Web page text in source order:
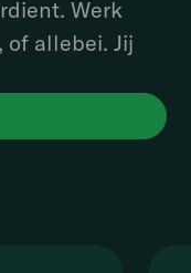
Werk
of allebei. Jij